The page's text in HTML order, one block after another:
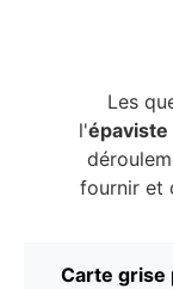
Les
l'
fournir et
Carte grise